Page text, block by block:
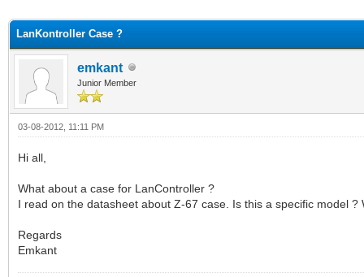
LanKontroller Case ?
emkant
Junior Member
03-08-2012, 11:11 PM
Hi all,
What about a case for LanController ?
I read on the datasheet about Z-67 case. Is this a specific model ?
Regards
Emkant